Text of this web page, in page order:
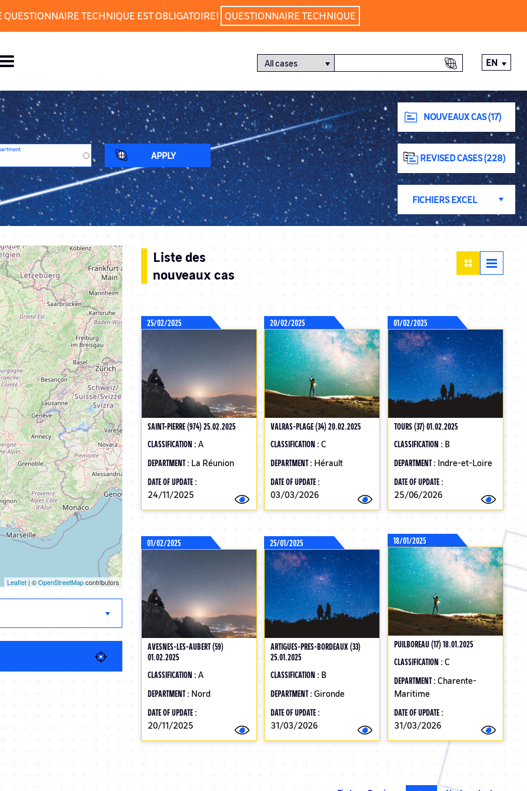
TECHNIQUE EST OBLIGATOIRE! QUESTIONNAIRE TECHNIQUE
EN
NOUVEAUX CAS (17)
REVISED CASES (228)
Leaflet | ©OpenStreetMapcontributors
Liste des
nouveaux cas
25/02/2025
SAINT-PIERRE (974) 25.02.2025
CLASSIFICATION : A
DEPARTMENT : La Réunion
DATE OF UPDATE :
24/11/2025
20/02/2025
VALRAS-PLAGE (34) 20.02.2025
CLASSIFICATION :C
DEPARTMENT : Hérault
DATE OF UPDATE :
03/03/2026
01/02/2025
TOURS (37) 01.02.2025
CLASSIFICATION : B
DEPARTMENT : Indre-et-Loire
DATE OF UPDATE :
25/06/2026
01/02/2025
AVESNES-LES-AUBERT (59)
01.02.2025
CLASSIFICATION : A
DEPARTMENT : Nord
DATE OF UPDATE :
20/11/2025
25/01/2025
ARTIGUES-PRES-BORDEAUX (33)
25.01.2025
CLASSIFICATION : B
DEPARTMENT :Gironde
DATE OF UPDATE :
31/03/2026
18/01/2025
PUILBOREAU (17) 18.01.2025
CLASSIFICATION : C
DEPARTMENT : Charente-
Maritime
DATE OF UPDATE :
31/03/2026